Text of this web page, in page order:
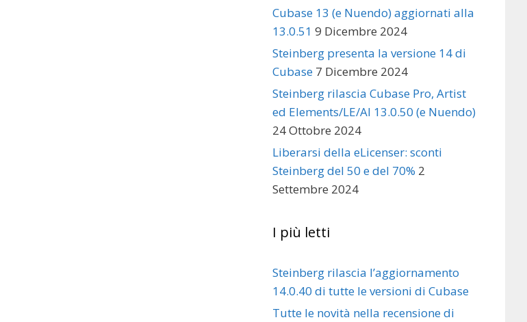
Cubase 13 (e Nuendo) aggiornati alla
13.0.51 9 Dicembre 2024
Steinberg presenta la versione 14 di
Cubase 7 Dicembre 2024
Steinberg rilascia Cubase Pro, Artist
ed Elements/LE/AI 13.0.50 (e Nuendo)
24 Ottobre 2024
Liberarsi della eLicenser: sconti
Steinberg del 50 e del 70% 2
Settembre 2024
I più letti
Steinberg rilascia l’aggiornamento
14.0.40 di tutte le versioni di Cubase
Tutte le novità nella recensione di